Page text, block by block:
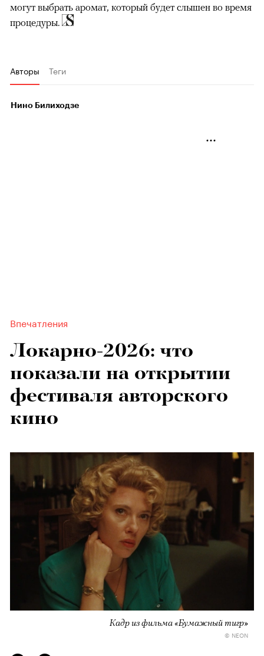
могут выбрать аромат, который будет слышен во время
процедуры.
Авторы Теги
Нино Билиходзе
Впечатления
Локарно-2026: что
показали на открытии
фестиваля авторского
кино
Кадр из фильма «Бумажный тигр»
© NEON